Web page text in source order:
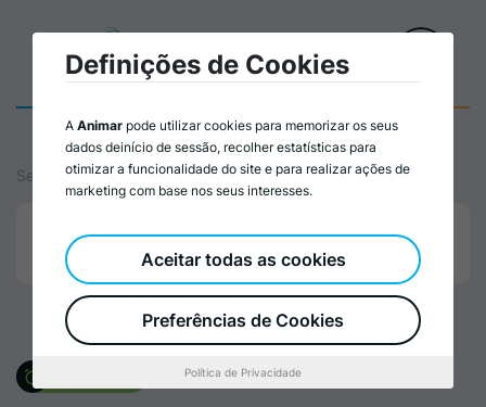
Serviços
Definições de Cookies
A Animar pode utilizar cookies para memorizar os seus
dados deinício de sessão, recolher estatísticas para
otimizar a funcionalidade do site e para realizar ações de
marketing com base nos seus interesses.
Preferências de Cookies
Aceitar todas as cookies
Política de Privacidade